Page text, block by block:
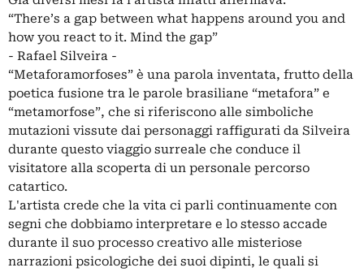
“There’s a gap between what happens around you and
how you react to it. Mind the gap”
- Rafael Silveira -
“Metaforamorfoses” è una parola inventata, frutto della
poetica fusione tra le parole brasiliane “metafora” e
“metamorfose”, che si riferiscono alle simboliche
mutazioni vissute dai personaggi raffigurati da Silveira
durante questo viaggio surreale che conduce il
visitatore alla scoperta di un personale percorso
catartico.
L'artista crede che la vita ci parli continuamente con
segni che dobbiamo interpretare e lo stesso accade
durante il suo processo creativo alle misteriose
narrazioni psicologiche dei suoi dipinti, le quali si